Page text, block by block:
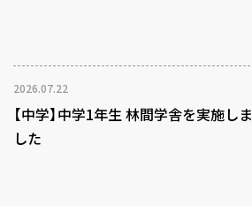
2026.07.22
【中学】中学1年生 林間学舎を実施しま
した